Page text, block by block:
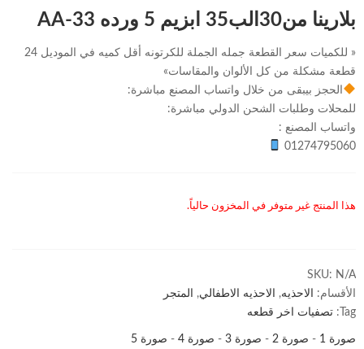
بلارينا من30الب35 ابزيم 5 ورده AA-33
« للكميات سعر القطعة جمله الجملة للكرتونه أقل كميه في الموديل 24
قطعة مشكلة من كل الألوان والمقاسات»
الحجز بيبقى من خلال واتساب المصنع مباشرة:
للمحلات وطلبات الشحن الدولي مباشرة:
واتساب المصنع :
01274795060
هذا المنتج غير متوفر في المخزون حالياً.
SKU: N/A
الأقسام:
الاحذيه, الاحذيه الاطفالي,
المتجر
Tag:
تصفيات اخر قطعه
صورة 1 - صورة 2 - صورة 3 - صورة 4 - صورة 5